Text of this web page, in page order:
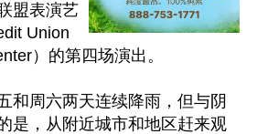
盟表演艺
Union
）的第四场演出。
和周六两天连续降雨，但与阴
是，从附近城市和地区赶来观